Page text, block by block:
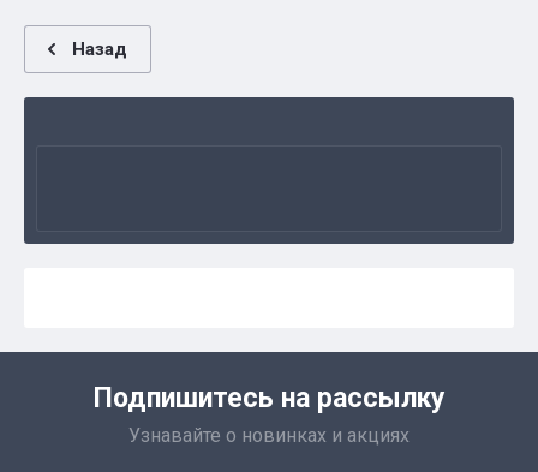
Назад
Подпишитесь на рассылку
Узнавайте о новинках и акциях